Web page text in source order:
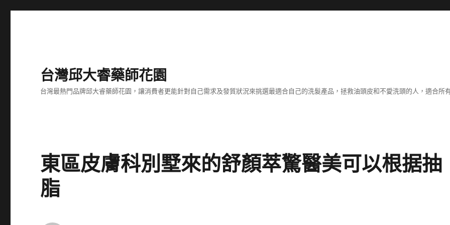
台灣邱大睿藥師花園
台灣最熱門品牌邱大睿藥師花園，讓消費者更能針對自己需求及發質狀況來挑選最適合自己的洗髮產品，拯救油頭皮和不愛洗頭的人，適合所
東區皮膚科別墅來的舒顏萃驚醫美可以根据抽
脂